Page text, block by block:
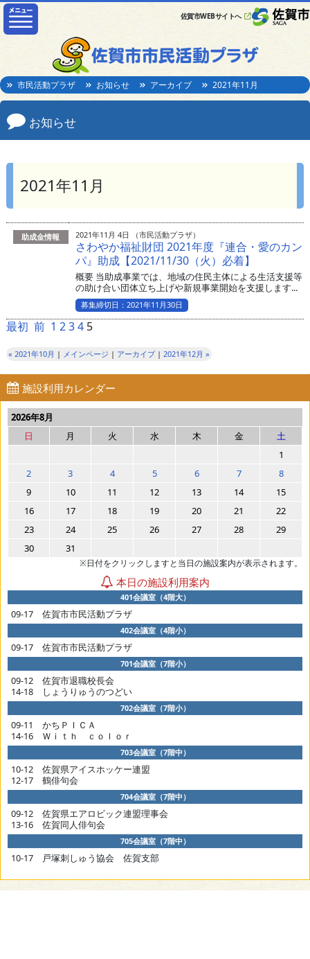
佐賀市WEBサイトへ
市民活動プラザ お知らせ アーカイブ 2021年11月
お知らせ
2021年11月
助成金情報 2021年11月 4日 （市民活動プラザ）
さわやか福祉財団 2021年度『連合・愛のカン
パ』助成【2021/11/30（火）必着】
概要 当助成事業では、地域の住民主体による生活支援等
の助け合い団体立ち上げや新規事業開始を支援します...
募集締切日：2021年11月30日
最初 前 1 234 5
« 2021年10月 | メインページ | アーカイブ| 2021年12月 »
施設利用カレンダー
2026年8月
日
月 火 水 木 金
土
1
2
3 4 5 6 7
8
9
10 11 12 13 14
15
16
17 18 19 20 21
22
23
24 25 26 27 28
29
30
31
※日付をクリックしますと当日の施設案内が表示されます。
本日の施設利用案内
401会議室（4階大）
09-17 佐賀市市民活動プラザ
402会議室（4階小）
09-17 佐賀市市民活動プラザ
701会議室（7階小）
09-12 佐賀市退職校長会
14-18 しょうりゅうのつどい
702会議室（7階小）
09-11 かちＰＩＣＡ
14-16 Ｗｉｔｈ ｃｏｌｏｒ
703会議室（7階中）
10-12 佐賀県アイスホッケー連盟
12-17 鶴俳句会
704会議室（7階中）
09-12 佐賀県エアロビック連盟理事会
13-16 佐賀同人俳句会
705会議室（7階中）
10-17 戸塚刺しゅう協会 佐賀支部